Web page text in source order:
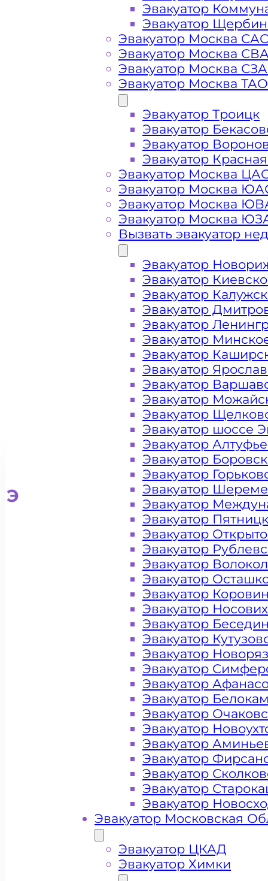
Стоимость
услуг
эвакуатора в
районе
Царицыно
Москва
Эвакуатор для легковых
Цена от 4000 рублей
+ 100 РУБЛЕЙ ЗА КИЛОМЕТР
Эвакуатор
Эвакуатор
Эвакуатор Москва
Эвакуатор Москва
Эвакуатор Москва
Эвакуатор Москва ТАО
Эвакуатор Троицк
Эвакуатор
Эвакуатор
Эвакуатор
Эвакуатор Москва
Эвакуатор Москва
Эвакуатор Москва
Эвакуатор Москва
Вызвать эвакуатор
Эвакуатор
Эвакуатор
Эвакуатор
Эвакуатор
Эвакуатор
Эвакуатор
Эвакуатор
Эвакуатор
Эвакуатор
Эвакуатор
Эвакуатор
Эвакуатор шоссе
Эвакуатор
Эвакуатор
Эвакуатор
Эвакуатор
Эвакуатор
Эвакуатор
Эвакуатор
Эвакуатор
Эвакуатор
Эвакуатор
Эвакуатор
Эвакуатор
Эвакуатор
Эвакуатор
Эвакуатор
Эвакуатор
Эвакуатор
Эвакуатор
Эвакуатор
Эвакуатор
Эвакуатор
Эвакуатор
Эвакуатор
Эвакуатор
Эвакуатор
Эвакуатор Московская
Эвакуатор ЦКАД
Эвакуатор Химки